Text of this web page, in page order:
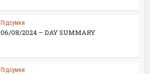
Підсумки
06/08/2024 – DAY SUMMARY
Підсумки